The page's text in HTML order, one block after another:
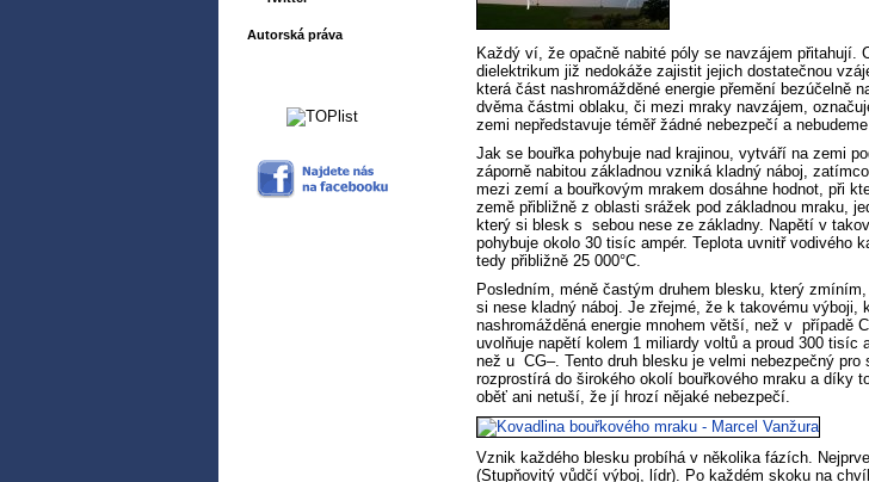
Autorská práva
Každý ví, že opačně nabité póly se navzájem
dielektrikum již nedokáže zajistit jejich dostatečnou
která část nashromážděné energie přemění bezúčelně
dvěma částmi oblaku, či mezi mraky navzájem,
zemi nepředstavuje téměř žádné nebezpečí a
Jak se bouřka pohybuje nad krajinou, vytváří na zemi
záporně nabitou základnou vzniká kladný náboj,
mezi zemí a bouřkovým mrakem dosáhne hodnot, při
země přibližně z oblasti srážek pod základnou mraku,
který si blesk s sebou nese ze základny. Napětí v
pohybuje okolo 30 tisíc ampér. Teplota uvnitř vodivého
tedy přibližně 25 000°C.
Posledním, méně častým druhem blesku, který
si nese kladný náboj. Je zřejmé, že k takovému
nashromážděná energie mnohem větší, než v případě
uvolňuje napětí kolem 1 miliardy voltů a proud 300
než u CG–. Tento druh blesku je velmi nebezpečný
rozprostírá do širokého okolí bouřkového mraku a díky
oběť ani netuší, že jí hrozí nějaké nebezpečí.
Vznik každého blesku probíhá v několika fázích.
(Stupňovitý vůdčí výboj, lídr). Po každém skoku na